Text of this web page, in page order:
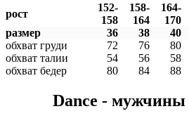
рост
152-
158
158-
164
164-
170
размер
36 38 40
обхват груди
72 76 80
обхват талии
54 56 58
обхват бедер
80 84 88
Dance -